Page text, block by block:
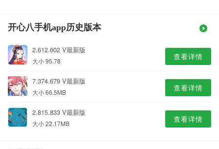
开心八手机app历史版本
2.612.602 V最新版
大小 95.78 查看详情
7.374.679 V最新版
大小 66.5MB 查看详情
2.815.833 V最新版
大小 22.17MB 查看详情